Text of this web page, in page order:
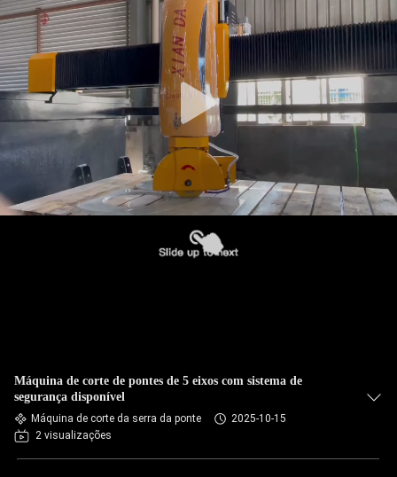
Máquina de corte de pontes de 5 eixos com sistema de
segurança disponível
Máquina de corte da serra da ponte
2025-10-15
2 visualizações